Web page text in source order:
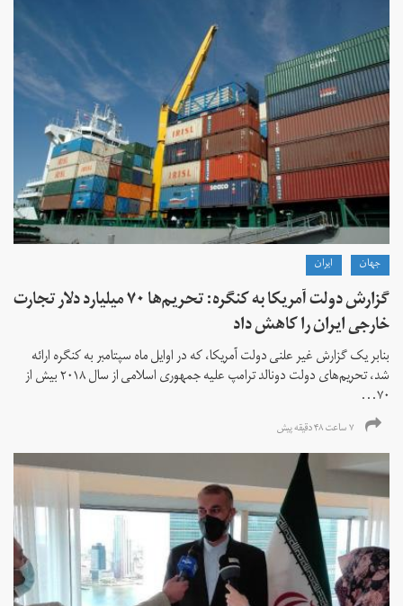
جهان ايران
گزارش دولت آمریکا به کنگره: تحریم‌ها ۷۰ میلیارد دلار تجارت
خارجی ایران را کاهش داد
بنابر یک گزارش غیر علنی دولت آمریکا، که در اوایل ماه سپتامبر به کنگره ارائه
شد، تحریم‌های دولت دونالد ترامپ علیه جمهوری اسلامی از سال ۲۰۱۸ بیش از
۷۰...
۷ ساعت ۴۸ دقیقه پیش